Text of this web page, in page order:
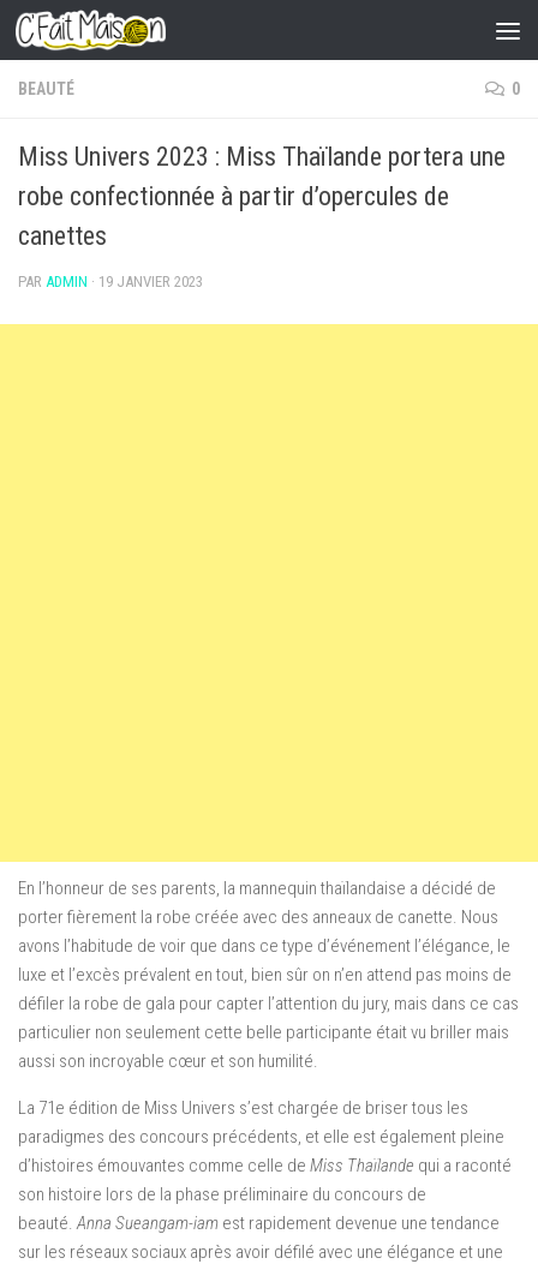
Skip to content
BEAUTÉ 0
Miss Univers 2023 : Miss Thaïlande portera une
robe confectionnée à partir d’opercules de
canettes
PAR ADMIN · 19 JANVIER 2023
En l’honneur de ses parents, la mannequin thaïlandaise a décidé de
porter fièrement la robe créée avec des anneaux de canette. Nous
avons l’habitude de voir que dans ce type d’événement l’élégance, le
luxe et l’excès prévalent en tout, bien sûr on n’en attend pas moins de
défiler la robe de gala pour capter l’attention du jury, mais dans ce cas
particulier non seulement cette belle participante était vu briller mais
aussi son incroyable cœur et son humilité.
La 71e édition de Miss Univers s’est chargée de briser tous les
paradigmes des concours précédents, et elle est également pleine
d’histoires émouvantes comme celle de Miss Thaïlande qui a raconté
son histoire lors de la phase préliminaire du concours de
beauté.Anna Sueangam-iam est rapidement devenue une tendance
sur les réseaux sociaux après avoir défilé avec une élégance et une